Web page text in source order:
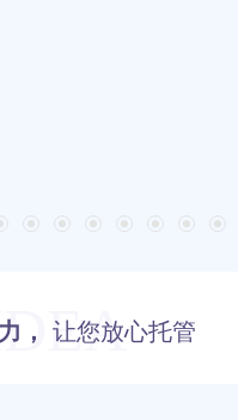
， 让您放心托管